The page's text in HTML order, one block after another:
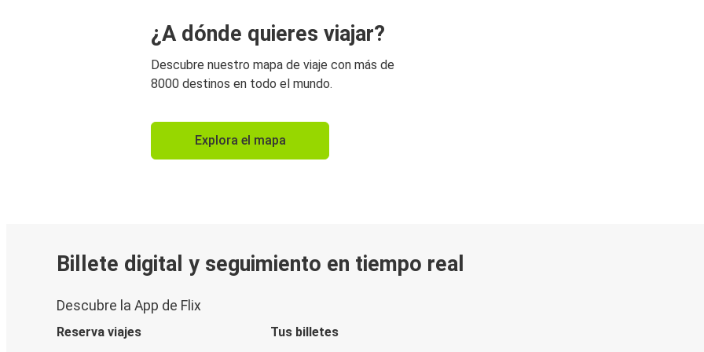
¿A dónde quieres viajar?
Descubre nuestro mapa de viaje con más de
8000 destinos en todo el mundo.
Explora el mapa
Billete digital y seguimiento en tiempo real
Descubre la App de Flix
Reserva viajes Tus billetes